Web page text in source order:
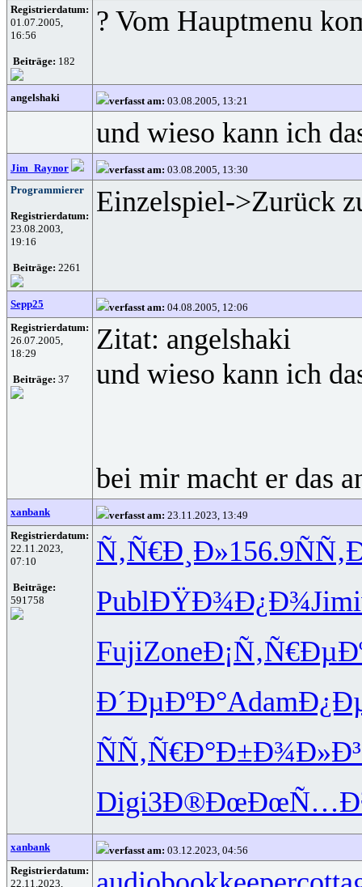
Registrierdatum:
01.07.2005,
16:56
Beiträge: 182
? Vom Hauptmenu
angelshaki verfasst am: 03.08.2005, 13:21
und wieso kann ich
Jim_Raynor verfasst am: 03.08.2005, 13:30
Programmierer
Registrierdatum:
23.08.2003,
19:16
Beiträge: 2261
Einzelspiel->Zurück
Sepp25 verfasst am: 04.08.2005, 12:06
Registrierdatum:
26.07.2005,
18:29
Beiträge: 37
Zitat: angelshaki
und wieso kann ich
bei mir macht er das
xanbank verfasst am: 23.11.2023, 13:49
Registrierdatum:
22.11.2023,
07:10
Beiträge:
591758
Ñ‚Ñ€Ð¸Ð»156.9
PublÐŸÐ¾Ð¿Ð¾Jimi
FujiZoneÐ¡Ñ‚Ñ€Ðµ
Ð´ÐµÐºÐ°Adam
ÑÑ‚Ñ€Ð°Ð±Ð¾Ð»Ð³
Digi3Ð®ÐœÐœ
xanbank verfasst am: 03.12.2023, 04:56
Registrierdatum:
22.11.2023,